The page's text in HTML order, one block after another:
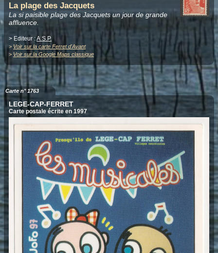
La plage des Jacquets
La si paisible plage des Jacquets un jour de grande
affluence.
> Editeur :A.S.P.
> Voir sur la carte Ferret d'Avant
> Voir sur la Google Maps classique
Carte n° 1763
LEGE-CAP-FERRET
Carte postale écrite en 1997